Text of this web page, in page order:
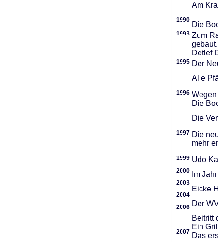
Am
1990
Die
1993 Zum
gebaut.
Detlef
1995 Der
Alle
1996
Die
Die
1997 Die
mehr
1999
2000
2003
2004
2006
2007
Udo
Im
Eicke
Der
Beitritt
Ein
Das